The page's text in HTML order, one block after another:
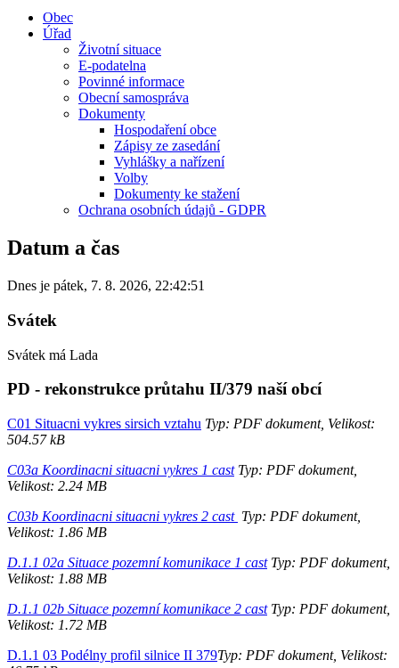
Obec
Úřad
Životní situace
E-podatelna
Povinné informace
Obecní samospráva
Dokumenty
Hospodaření obce
Zápisy ze zasedání
Vyhlášky a nařízení
Volby
Dokumenty ke stažení
Ochrana osobních údajů - GDPR
Datum a čas
Dnes je pátek, 7. 8. 2026, 22:42:51
Svátek
Svátek má Lada
PD - rekonstrukce průtahu II/379 naší obcí
C01 Situacni vykres sirsich vztahu Typ: PDF dokument, Velikost:
504.57 kB
C03a Koordinacni situacni vykres 1 castTyp: PDF dokument,
Velikost: 2.24 MB
C03b Koordinacni situacni vykres 2 cast Typ: PDF dokument,
Velikost: 1.86 MB
D.1.1 02a Situace pozemní komunikace 1 castTyp: PDF dokument,
Velikost: 1.88 MB
D.1.1 02b Situace pozemní komunikace 2 castTyp: PDF dokument,
Velikost: 1.72 MB
D.1.1 03 Podélny profil silnice II 379Typ: PDF dokument, Velikost: